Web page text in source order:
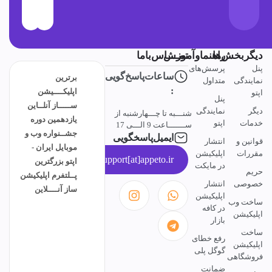
و
وب
راهنماوآموزش
پرسش‌های
متداول
نمایندگی
اپتو
انتشار
اپلیکیشن
در مایکت
انتشار
اپلیکیشن
در کافه
بازار
رفع خطای
گوگل پلی
ضمانت
تمــــاس‌باما
ساعات‌پاسخ‌گویی
شنـــبه تا چـــهارشنبه از
ســـــــاعت 9 الـــی 17
ایمیل‌پاسخگویی
support[at]appeto.ir
برترین
اپلیکــــیشن
ســـــاز آنلــاین
یازدهمین دوره
جشــنواره وب و
موبایل ایران -
اپتو بزرگترین
پــلتفرم اپلیکیشن
ساز آنــــلاین